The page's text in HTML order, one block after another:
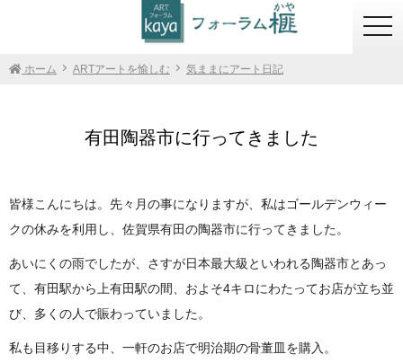
ホーム ARTアートを愉しむ 気ままにアート日記
有田陶器市に行ってきました
皆様こんにちは。先々月の事になりますが、私はゴールデンウィー
クの休みを利用し、佐賀県有田の陶器市に行ってきました。
あいにくの雨でしたが、さすが日本最大級といわれる陶器市とあっ
て、有田駅から上有田駅の間、およそ4キロにわたってお店が立ち並
び、多くの人で賑わっていました。
私も目移りする中、一軒のお店で明治期の骨董皿を購入。